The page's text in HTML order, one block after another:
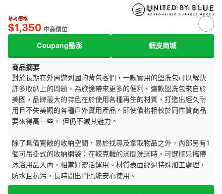
來源： 24h.pchome.com.tw
參考價格
$1,350 中高價位
Coupang酷澎 蝦皮商城
商品摘要
對於長期在外周遊列國的背包客們，一款實用的盥洗包可以解決
許多收納上的問題，為旅途帶來更多的便利。這款盥洗包來自於
美國，品牌最大的特色在於使用各種再生的材質，打造出經久耐
用且不失美觀的各種戶外實用產品。即使價格相較於同性質商品
要來得高一些， 但仍不減其魅力。
除了具備寬敞的收納空間，易於找尋及拿取物品之外，內部另有1
個可吊掛式的收納網袋；在較克難的澡間洗澡時，可選擇只攜帶
沐浴用品入內，相當好靈活運用。材質表面經過特殊加工處理，
防水且抗污，長時間出門也能安心使用。